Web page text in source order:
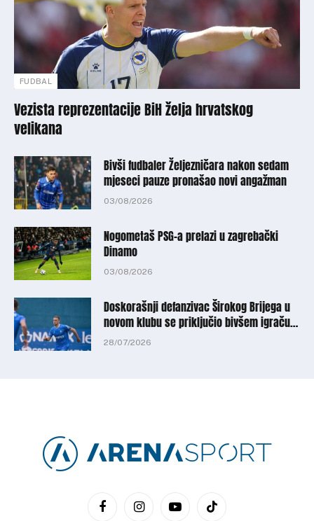
FUDBAL
Vezista reprezentacije BiH želja hrvatskog
velikana
Bivši fudbaler Željezničara nakon sedam
mjeseci pauze pronašao novi angažman
03/08/2026
Nogometaš PSG-a prelazi u zagrebački
Dinamo
03/08/2026
Doskorašnji defanzivac Širokog Brijega u
novom klubu se priključio bivšem igraču
Zrinjskog
28/07/2026
FacebookInstagramYouTubeTikTok